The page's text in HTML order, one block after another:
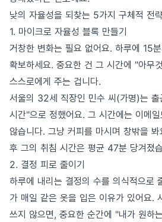
낮의 자율성을 되찾는 5가지 구체적 전
1. 마이크로 자율성 블록 만들기
거창한 변화는 필요 없어요. 하루에 15
확보하세요. 중요한 건 그 시간에 "아무
스스로에게 주는 겁니다.
서울의 32세 직장인 민수 씨(가명)는 출
시간"으로 정했어요. 그 시간에는 이메
않습니다. 그냥 커피를 마시며 창밖을
후 그의 취침 시간은 평균 47분 당겨졌
2. 결정 피로 줄이기
하루에 내리는 결정의 수를 의식적으로
가 매일 같은 옷을 입은 이유가 있어요.
쓰지 않으면, 중요한 순간에 "내가 원하